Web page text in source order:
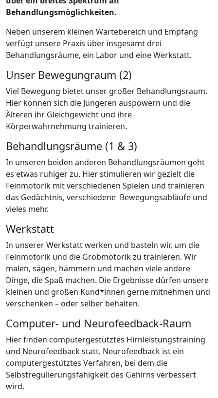
Behandlungsmöglichkeiten.
Neben unserem kleinen Wartebereich und Empfang
verfügt unsere Praxis über insgesamt drei
Behandlungsräume, ein Labor und eine Werkstatt.
Unser Bewegungraum (2)
Viel Bewegung bietet unser großer Behandlungsraum.
Hier können sich die Jüngeren auspowern und die
Älteren ihr Gleichgewicht und ihre
Körperwahrnehmung trainieren.
Behandlungsräume (1 & 3)
In unseren beiden anderen Behandlungsräumen geht
es etwas ruhiger zu. Hier stimulieren wir gezielt die
Feinmotorik mit verschiedenen Spielen und trainieren
das Gedächtnis, verschiedene Bewegungsabläufe und
vieles mehr.
Werkstatt
In unserer Werkstatt werken und basteln wir, um die
Feinmotorik und die Grobmotorik zu trainieren. Wir
malen, sägen, hämmern und machen viele andere
Dinge, die Spaß machen. Die Ergebnisse dürfen unsere
kleinen und großen Kund*innen gerne mitnehmen und
verschenken – oder selber behalten.
Computer- und Neurofeedback-Raum
Hier finden computergestütztes Hirnleistungstraining
und Neurofeedback statt. Neurofeedback ist ein
computergestütztes Verfahren, bei dem die
Selbstregulierungsfähigkeit des Gehirns verbessert
wird.